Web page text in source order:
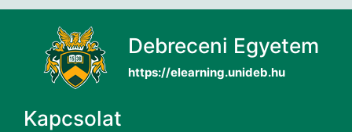
Debreceni Egyetem
https://elearning.unideb.hu
Kapcsolat